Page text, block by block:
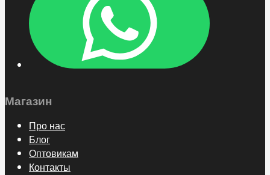
Магазин
Про нас
Блог
Оптовикам
Контакты